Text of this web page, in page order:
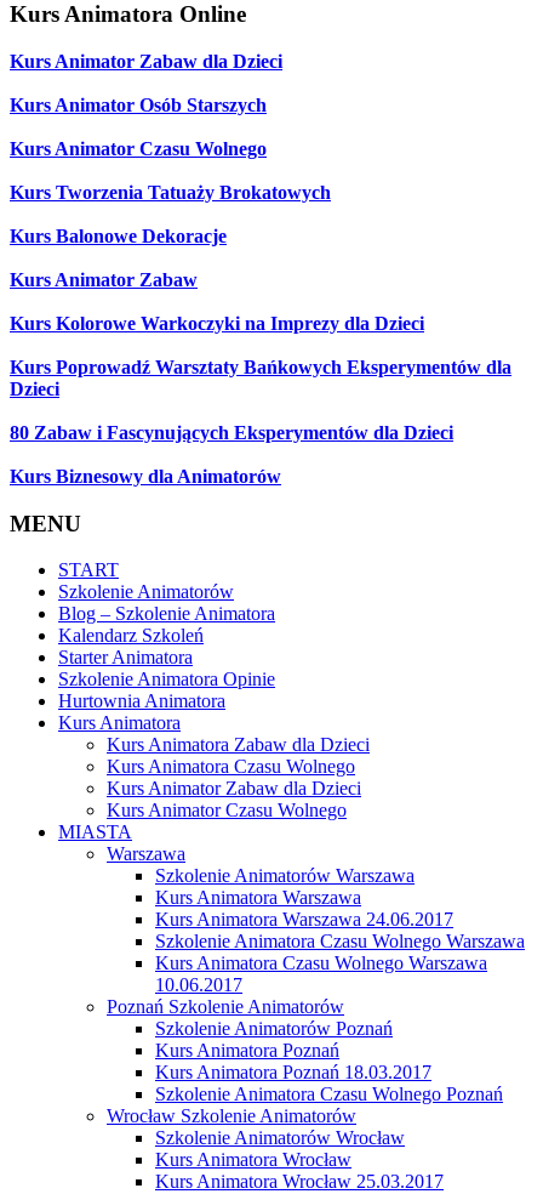
Kurs Animatora Online
Kurs Animator Zabaw dla Dzieci
Kurs Animator Osób Starszych
Kurs Animator Czasu Wolnego
Kurs Tworzenia Tatuaży Brokatowych
Kurs Balonowe Dekoracje
Kurs Animator Zabaw
Kurs Kolorowe Warkoczyki na Imprezy dla Dzieci
Kurs Poprowadź Warsztaty Bańkowych Eksperymentów dla
Dzieci
80 Zabaw i Fascynujących Eksperymentów dla Dzieci
Kurs Biznesowy dla Animatorów
MENU
START
Szkolenie Animatorów
Blog – Szkolenie Animatora
Kalendarz Szkoleń
Starter Animatora
Szkolenie Animatora Opinie
Hurtownia Animatora
Kurs Animatora
Kurs Animatora Zabaw dla Dzieci
Kurs Animatora Czasu Wolnego
Kurs Animator Zabaw dla Dzieci
Kurs Animator Czasu Wolnego
MIASTA
Warszawa
Szkolenie Animatorów Warszawa
Kurs Animatora Warszawa
Kurs Animatora Warszawa 24.06.2017
Szkolenie Animatora Czasu Wolnego Warszawa
Kurs Animatora Czasu Wolnego Warszawa
10.06.2017
Poznań Szkolenie Animatorów
Szkolenie Animatorów Poznań
Kurs Animatora Poznań
Kurs Animatora Poznań 18.03.2017
Szkolenie Animatora Czasu Wolnego Poznań
Wrocław Szkolenie Animatorów
Szkolenie Animatorów Wrocław
Kurs Animatora Wrocław
Kurs Animatora Wrocław 25.03.2017